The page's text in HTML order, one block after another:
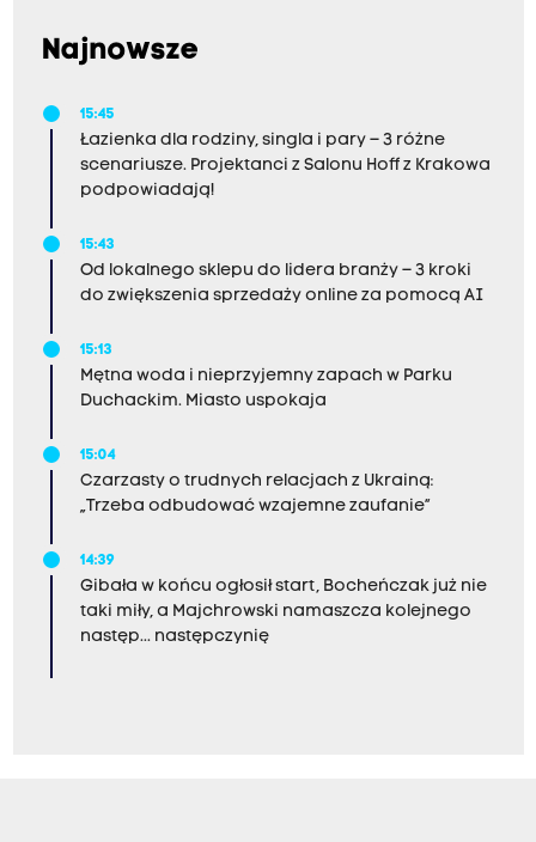
Najnowsze
15:45
Łazienka dla rodziny, singla i pary – 3 różne
scenariusze. Projektanci z Salonu Hoff z Krakowa
podpowiadają!
15:43
Od lokalnego sklepu do lidera branży – 3 kroki
do zwiększenia sprzedaży online za pomocą AI
15:13
Mętna woda i nieprzyjemny zapach w Parku
Duchackim. Miasto uspokaja
15:04
Czarzasty o trudnych relacjach z Ukrainą:
„Trzeba odbudować wzajemne zaufanie”
14:39
Gibała w końcu ogłosił start, Bocheńczak już nie
taki miły, a Majchrowski namaszcza kolejnego
następ... następczynię